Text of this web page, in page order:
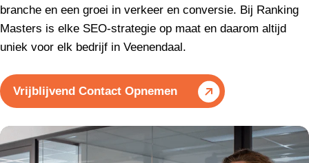
branche en een groei in verkeer en conversie. Bij Ranking
Masters is elke SEO-strategie op maat en daarom altijd
uniek voor elk bedrijf in Veenendaal.
Vrijblijvend Contact Opnemen